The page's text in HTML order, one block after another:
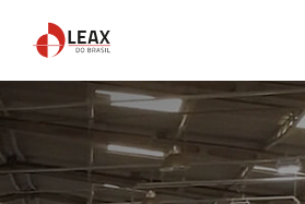
o
conteúdo